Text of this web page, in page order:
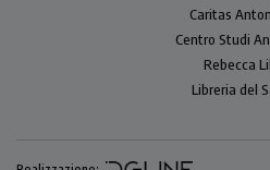
Caritas
Centro Studi
Rebecca
Libreria del